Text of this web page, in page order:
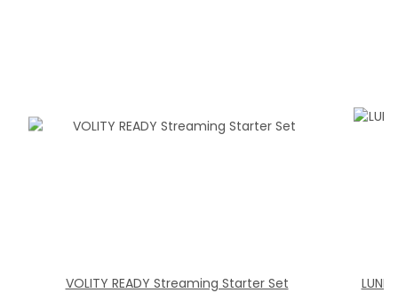
VOLITY READY Streaming Starter Set